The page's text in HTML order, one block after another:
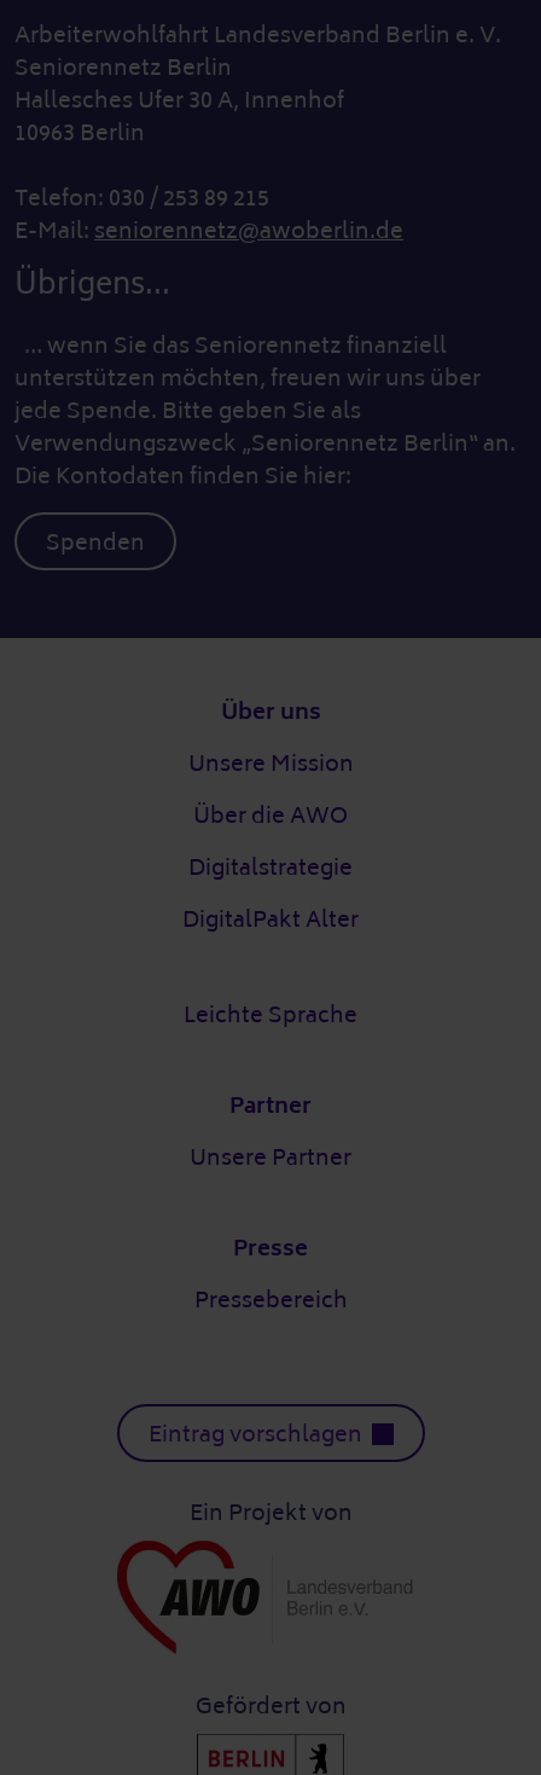
Arbeiterwohlfahrt Landesverband Berlin e. V.
Seniorennetz Berlin
Hallesches Ufer 30 A, Innenhof
10963 Berlin
Telefon: 030 / 253 89 215
E-Mail:seniorennetz@awoberlin.de
Übrigens...
… wenn Sie das Seniorennetz finanziell
unterstützen möchten, freuen wir uns über
jede Spende. Bitte geben Sie als
Verwendungszweck „Seniorennetz Berlin“ an.
Die Kontodaten finden Sie hier:
Spenden
Über uns
Unsere Mission
Über die AWO
Digitalstrategie
DigitalPakt Alter
Leichte Sprache
Partner
Unsere Partner
Presse
Pressebereich
Eintrag vorschlagen
Ein Projekt von
Gefördert von